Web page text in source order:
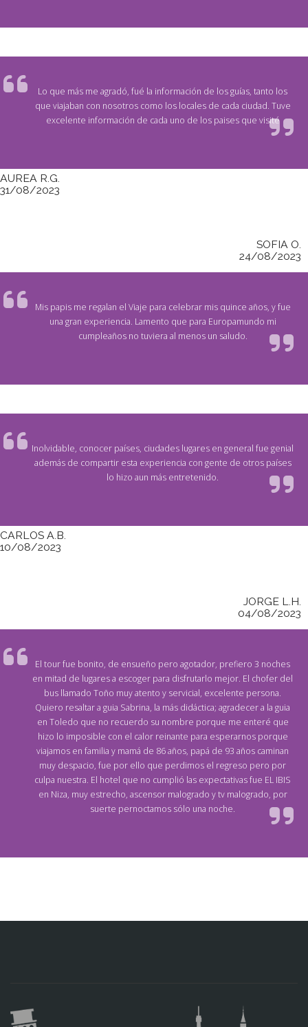
Lo que más me agradó, fué la información de los guías, tanto los
que viajaban con nosotros como los locales de cada ciudad. Tuve
excelente información de cada uno de los paises que visité
AUREA R.G.
31/08/2023
SOFIA O.
24/08/2023
Mis papis me regalan el Viaje para celebrar mis quince años, y fue
una gran experiencia. Lamento que para Europamundo mi
cumpleaños no tuviera al menos un saludo.
Inolvidable, conocer países, ciudades lugares en general fue genial
además de compartir esta experiencia con gente de otros países
lo hizo aun más entretenido.
CARLOS A.B.
10/08/2023
JORGE L.H.
04/08/2023
El tour fue bonito, de ensueño pero agotador, prefiero 3 noches
en mitad de lugares a escoger para disfrutarlo mejor. El chofer del
bus llamado Toño muy atento y servicial, excelente persona.
Quiero resaltar a guia Sabrina, la más didáctica; agradecer a la guia
en Toledo que no recuerdo su nombre porque me enteré que
hizo lo imposible con el calor reinante para esperarnos porque
viajamos en familia y mamá de 86 años, papá de 93 años caminan
muy despacio, fue por ello que perdimos el regreso pero por
culpa nuestra. El hotel que no cumplió las expectativas fue EL IBIS
en Niza, muy estrecho, ascensor malogrado y tv malogrado, por
suerte pernoctamos sólo una noche.